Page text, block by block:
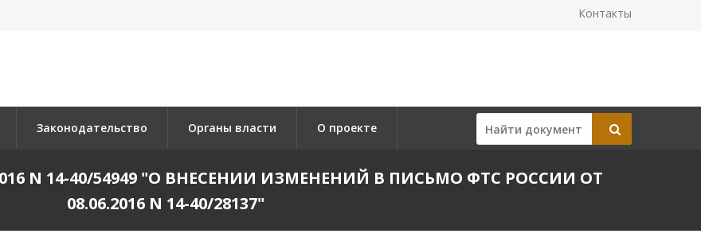
Контакты
Законодательство Органы власти О проекте
N 14-40/54949 "О ВНЕСЕНИИ ИЗМЕНЕНИЙ В ПИСЬМО ФТС РОССИИ ОТ
08.06.2016 N 14-40/28137"